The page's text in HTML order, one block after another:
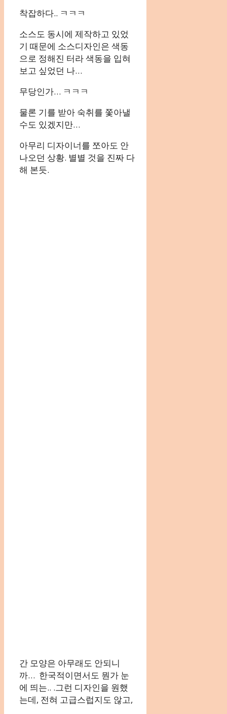
착잡하다.. ㅋㅋㅋ
소스도 동시에 제작하고 있었
기 때문에 소스디자인은 색동
으로 정해진 터라 색동을 입혀
보고 싶었던 나…
무당인가… ㅋㅋㅋ
물론 기를 받아 숙취를 쫓아낼
수도 있겠지만…
아무리 디자이너를 쪼아도 안
나오던 상황. 별별 것을 진짜 다
해 본듯.
간 모양은 아무래도 안되니
까… 한국적이면서도 뭔가 눈
에 띄는.. .그런 디자인을 원했
는데, 전혀 고급스럽지도 않고,